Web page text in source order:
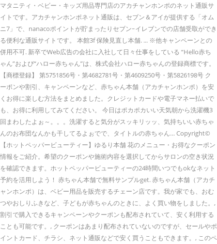
マタニティ・ベビー・キッズ用品専門店のアカチャンホンポのネット通販サ
イトです。アカチャンホンポネット通販は、セブン＆アイが提供する「オム
ニ7」で、nanacoポイントが貯まったりセブンｰイレブンでの店舗受取ができ
る便利な通販サイトです。 本館3f 保険見直し本舗. ... ※他キャンペーンとの
併用不可. 新卒でWeb広告の会社に入社して日々仕事をしている “Hello赤ち
ゃん”および“ハロー赤ちゃん”は、株式会社ハロー赤ちゃんの登録商標です。
【商標登録】 第5751856号・第4682781号・第4609250号・第5826198号 ク
ーポンや割引、キャンペーンなど、赤ちゃん本舗（アカチャンホンポ）を安
くお得に楽しむ方法をまとめました。クレジットカードや電子マネー払いで
も、お得に利用してみてください。 今日はポカポカいい天気朝から洗濯機3
回まわしたよぉ～。。。洗濯すると気分がスッキリッッ、気持ちいい赤ちゃ
んのお布団なんかも干してるよぉでで、タイトルの赤ちゃん… Copyright©
【ホットペッパービューティー】ゆるり本舗 花のメニュー・お得なクーポン
情報をご紹介。希望のクーポンや施術内容を選択してからサロンの空き状況
を確認できます。ホットペッパービューティーの24時間いつでもokなネット
予約を活用しよう！ 赤ちゃん本舗で無料サンプルget. 赤ちゃん本舗（アカチ
ャンホンポ）は、ベビー用品を販売するチェーン店です。我が家でも、おむ
つやおしりふきなど、子どもが赤ちゃんのときに、よく買い物をしました。,
割引で購入できるキャンペーンやクーポンも配布されていて、安く利用する
ことも可能です。, クーポンはあまり配布されていないのですが、セールやポ
イントカード、チラシ、ネット通販などで安く買うこともできます。, このペ